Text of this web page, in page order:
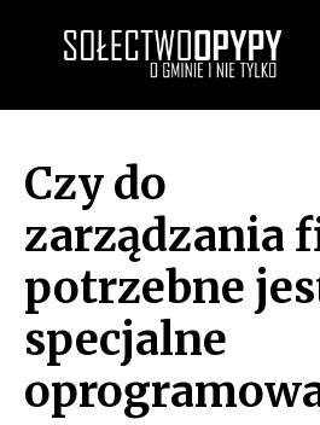
OPYPY.PL
Czy do
zarządzania
potrzebne
specjalne